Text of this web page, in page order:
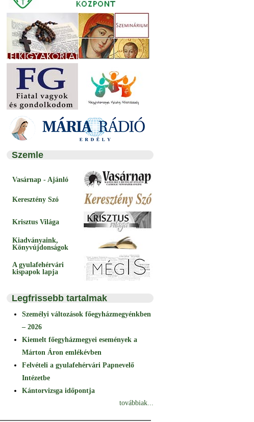
Szemle
Vasárnap - Ajánló
Keresztény Szó
Krisztus Világa
Kiadványaink,
Könyvújdonságok
A gyulafehérvári
kispapok lapja
Legfrissebb tartalmak
Személyi változások főegyházmegyénkben
– 2026
Kiemelt főegyházmegyei események a
Márton Áron emlékévben
Felvételi a gyulafehérvári Papnevelő
Intézetbe
Kántorvizsga időpontja
továbbiak...